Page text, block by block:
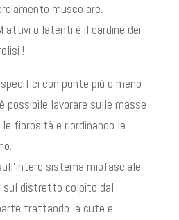
muscolare.
attivi o latenti è il cardine dei
!
con punte più o meno
possibile lavorare sulle masse
fibrosità e riordinando le
sistema miofasciale
sul distretto colpito dal
trattando la cute e